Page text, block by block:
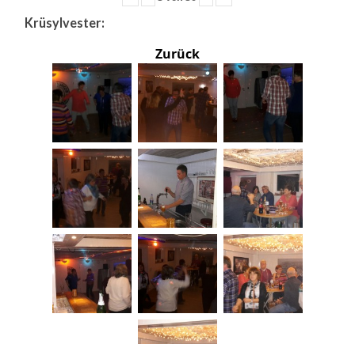
Krüsylvester:
Zurück